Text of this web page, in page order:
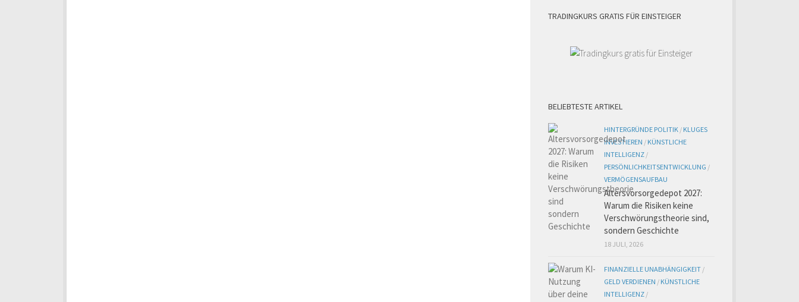
TRADINGKURS GRATIS FÜR EINSTEIGER
BELIEBTESTE ARTIKEL
HINTERGRÜNDE POLITIK / KLUGES
INVESTIEREN / KÜNSTLICHE
INTELLIGENZ /
PERSÖNLICHKEITSENTWICKLUNG /
VERMÖGENSAUFBAU
Altersvorsorgedepot 2027:
Warum die Risiken keine
Verschwörungstheorie sind,
sondern Geschichte
18 JULI, 2026
FINANZIELLE UNABHÄNGIGKEIT /
GELD VERDIENEN / KÜNSTLICHE
INTELLIGENZ /